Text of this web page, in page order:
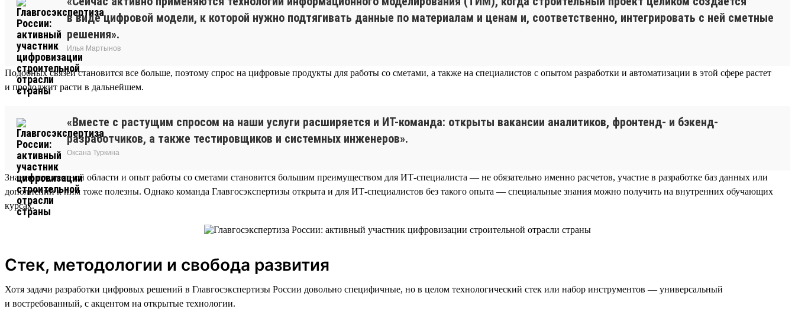
в виде цифровой модели, к которой нужно подтягивать данные по материалам и ценам и, соответственно, интегрировать с ней сметные
решения».
Илья Мартынов
Подобных связей становится все больше, поэтому спрос на цифровые продукты для работы со сметами, а также на специалистов с опытом разработки и автоматизации в этой сфере растет
и продолжит расти в дальнейшем.
«Вместе с растущим спросом на наши услуги расширяется и ИТ-команда: открыты вакансии аналитиков, фронтенд- и бэкенд-
разработчиков, а также тестировщиков и системных инженеров».
Оксана Туркина
Знание предметной области и опыт работы со сметами становится большим преимуществом для ИТ-специалиста — не обязательно именно расчетов, участие в разработке баз данных или
дополнений к ним тоже полезны. Однако команда Главгосэкспертизы открыта и для ИТ-специалистов без такого опыта — специальные знания можно получить на внутренних обучающих
курсах.
Стек, методологии и свобода развития
Хотя задачи разработки цифровых решений в Главгосэкспертизы России довольно специфичные, но в целом технологический стек или набор инструментов — универсальный
и востребованный, с акцентом на открытые технологии.